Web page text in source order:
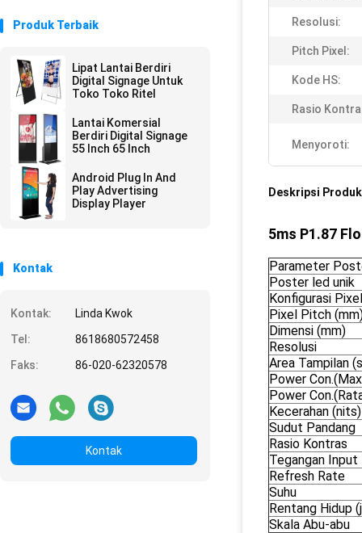
Produk Terbaik
Lipat Lantai Berdiri
Digital Signage Untuk
Toko Toko Ritel
Lantai Komersial
Berdiri Digital Signage
55 Inch 65 Inch
Android Plug In And
Play Advertising
Display Player
Kontak
Kontak:
Linda Kwok
Tel:
8618680572458
Faks:
86-020-62320578
Kontak
Resolusi:
Pitch Pixel:
Kode HS:
Rasio
Menyoroti:
Deskripsi Produk
5ms P1.87
Parameter
Poster led unik
Konfigurasi Pixel
Pixel Pitch
Dimensi (mm)
Resolusi
Area Tampilan
Power
Power
Kecerahan (nits)
Sudut Pandang
Rasio Kontras
Tegangan Input
Refresh Rate
Suhu
Rentang Hidup
Skala Abu-abu